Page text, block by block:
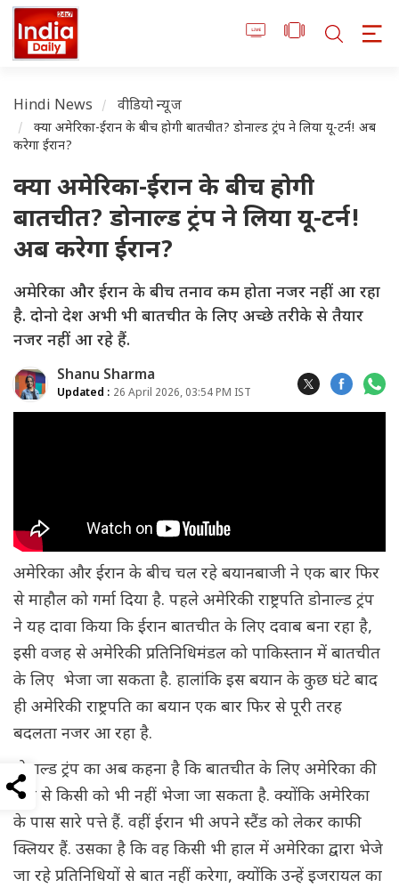
Hindi News वीडियो न्यूज
क्या अमेरिका-ईरान के बीच होगी बातचीत? डोनाल्ड ट्रंप ने लिया यू-टर्न! अब
करेगा ईरान?
क्या अमेरिका-ईरान के बीच होगी
बातचीत? डोनाल्ड ट्रंप ने लिया यू-टर्न!
अब करेगा ईरान?
अमेरिका और ईरान के बीच तनाव कम होता नजर नहीं आ रहा
है. दोनो देश अभी भी बातचीत के लिए अच्छे तरीके से तैयार
नजर नहीं आ रहे हैं.
Shanu Sharma
Updated : 26 April 2026, 03:54 PM IST
अमेरिका और ईरान के बीच चल रहे बयानबाजी ने एक बार फिर
से माहौल को गर्मा दिया है. पहले अमेरिकी राष्ट्रपति डोनाल्ड ट्रंप
ने यह दावा किया कि ईरान बातचीत के लिए दवाब बना रहा है,
इसी वजह से अमेरिकी प्रतिनिधिमंडल को पाकिस्तान में बातचीत
के लिए भेजा जा सकता है. हालांकि इस बयान के कुछ घंटे बाद
ही अमेरिकी राष्ट्रपति का बयान एक बार फिर से पूरी तरह
बदलता नजर आ रहा है.
डोनाल्ड ट्रंप का अब कहना है कि बातचीत के लिए अमेरिका की
ओर से किसी को भी नहीं भेजा जा सकता है. क्योंकि अमेरिका
के पास सारे पत्ते हैं. वहीं ईरान भी अपने स्टैंड को लेकर काफी
क्लियर हैं. उसका है कि वह किसी भी हाल में अमेरिका द्वारा भेजे
जा रहे प्रतिनिधियों से बात नहीं करेगा, क्योंकि उन्हें इजरायल का